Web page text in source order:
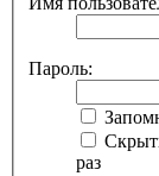
Пароль:
раз